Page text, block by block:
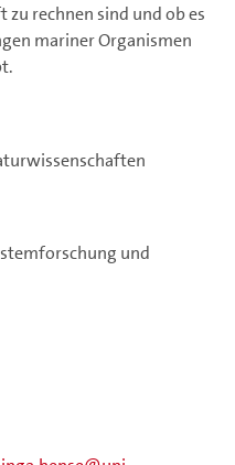
rechnen sind und ob es
mariner Organismen
und